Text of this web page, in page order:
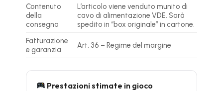
Contenuto
della
consegna
L’articolo viene venduto munito di
cavo di alimentazione VDE. Sarà
spedito in “box originale” in cartone.
Fatturazione
e garanzia
Art. 36 – Regime del margine
Prestazioni stimate in gioco